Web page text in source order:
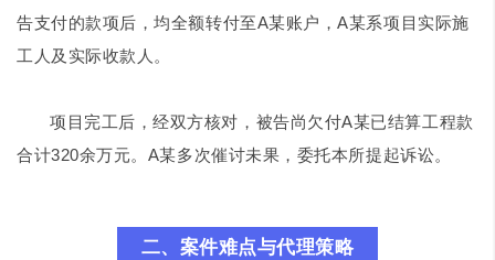
告支付的款项后，均全额转付至A某账户，A某系项目实际施
工人及实际收款人。
项目完工后，经双方核对，被告尚欠付A某已结算工程款
合计320余万元。A某多次催讨未果，委托本所提起诉讼。
二、案件难点与代理策略